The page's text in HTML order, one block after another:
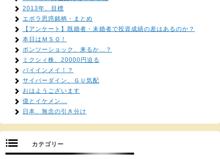
2013年、目標
エボラ思惑銘柄・まとめ
【アンケート】既婚者・未婚者で投資成績の差はあるのか？
本日はＭＳＱ！
ポンツーショック、来るか…？
ミクシィ株、20000円迫る
バイインメイ！？
サイバーダイン、ＧＵ気配
おはようございます
億とイケメン…
日本、無念の引き分け
カテゴリー